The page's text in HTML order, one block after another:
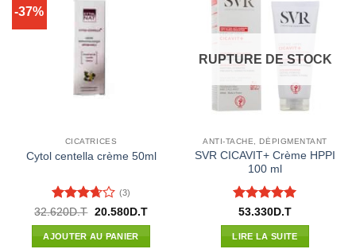
-37%
CICATRICES
Cytol centella crème 50ml
Note
3.67sur
5
(3)
32.620D.T Le
initial
était :
20.580D.TLe
AJOUTER AU PANIER
RUPTURE DE STOCK
ANTI-TACHE, DÉPIGMENTANT
SVR CICAVIT+ Crème HPPI
100 ml
Note5sur
5
53.330D.T
LIRE LA SUITE